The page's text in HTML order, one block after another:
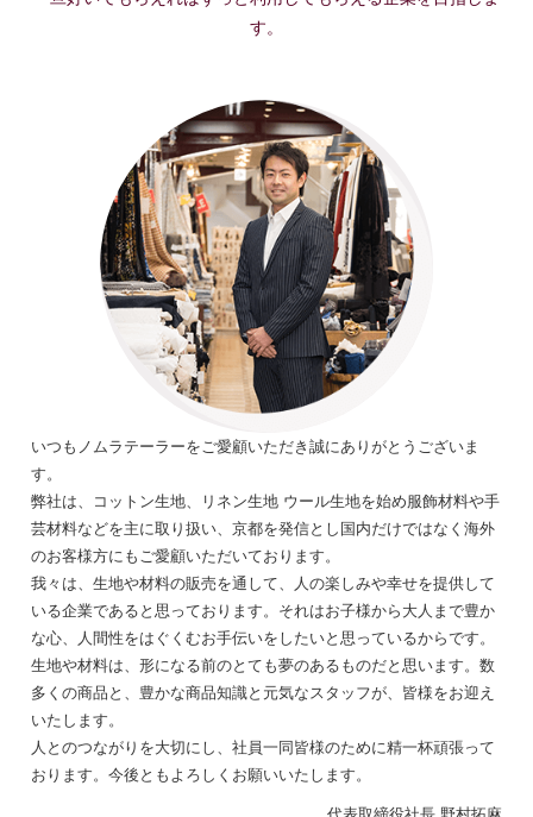
す。
いつもノムラテーラーをご愛顧いただき誠にありがとうございま
す。
弊社は、コットン生地、リネン生地 ウール生地を始め服飾材料や手
芸材料などを主に取り扱い、京都を発信とし国内だけではなく海外
のお客様方にもご愛顧いただいております。
我々は、生地や材料の販売を通して、人の楽しみや幸せを提供して
いる企業であると思っております。それはお子様から大人まで豊か
な心、人間性をはぐくむお手伝いをしたいと思っているからです。
生地や材料は、形になる前のとても夢のあるものだと思います。数
多くの商品と、豊かな商品知識と元気なスタッフが、皆様をお迎え
いたします。
人とのつながりを大切にし、社員一同皆様のために精一杯頑張って
おります。今後ともよろしくお願いいたします。